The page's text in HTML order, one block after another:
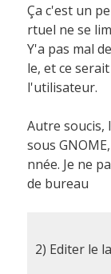
Ça c'est un
rtuel ne se
Y'a pas mal
le, et ce
l'utilisateur.
Autre soucis,
sous
nnée. Je ne
de bureau
2) Editer le